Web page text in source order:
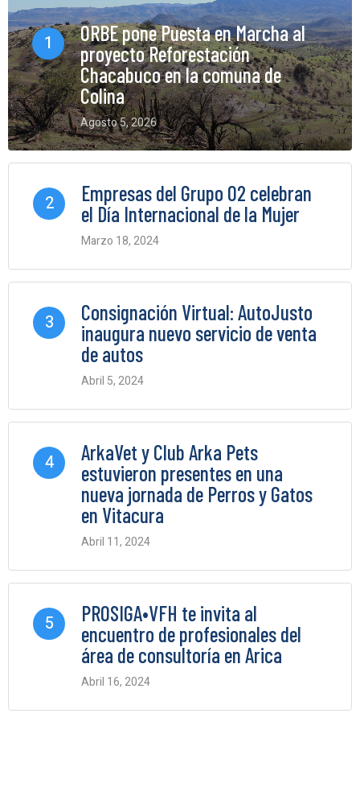
1
ORBE pone Puesta en Marcha al
proyecto Reforestación
Chacabuco en la comuna de
Colina
Agosto 5, 2026
0 Comments
2
Empresas del Grupo O2 celebran
el Día Internacional de la Mujer
Marzo 18, 2024
3
Consignación Virtual: AutoJusto
inaugura nuevo servicio de venta
de autos
Abril 5, 2024
4
ArkaVet y Club Arka Pets
estuvieron presentes en una
nueva jornada de Perros y Gatos
en Vitacura
Abril 11, 2024
5
PROSIGA•VFH te invita al
encuentro de profesionales del
área de consultoría en Arica
Abril 16, 2024